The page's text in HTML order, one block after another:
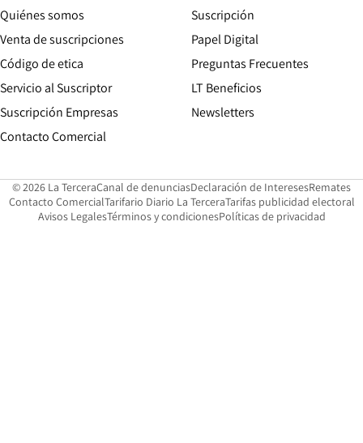
Quiénes somos
Venta de suscripciones
Código de etica Opens in new window
Servicio al Suscriptor
Suscripción Empresas
Contacto Comercial
Suscripción
Papel Digital
Preguntas Frecuentes
LT Beneficios
Newsletters
© 2026 La TerceraCanal de denunciasOpens in new window
Declaración de InteresesOpens in
Remates
Contacto ComercialOpens in new window
Tarifario Diario La TerceraOpens in new window
Tarifas publicidad electoral
Avisos LegalesOpens in new window
Términos y condicionesPolíticas de privacidad